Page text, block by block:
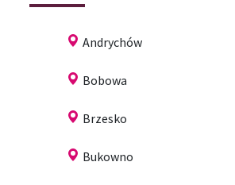
Andrychów
Bobowa
Brzesko
Bukowno